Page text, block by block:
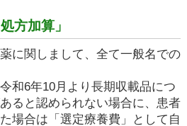
方加算」
に関しまして、全て一般名での
和6年10月より長期収載品につ
ると認められない場合に、患者
場合は「選定療養費」として自